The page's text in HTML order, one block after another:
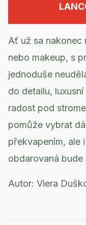
Ať už sa nakonec
nebo makeup, s
jednoduše
do detailu,
radost pod
pomůže vybrat
překvapením, ale
obdarovaná bude
Autor: Viera